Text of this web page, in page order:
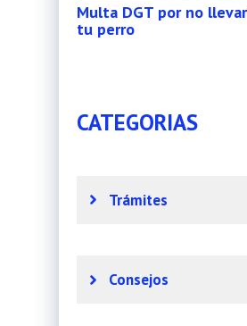
Multa DGT por no
tu perro
CATEGORIAS
Trámites
Consejos